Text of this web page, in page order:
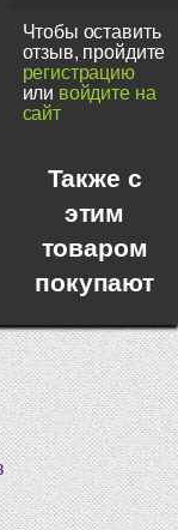
Чтобы оставить
отзыв, пройдите
регистрацию
или войдите на
сайт
Также с
этим
товаром
покупают